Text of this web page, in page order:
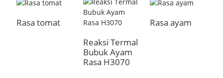
Rasa tomat
Reaksi Termal
Bubuk Ayam
Rasa H3070
Rasa ayam